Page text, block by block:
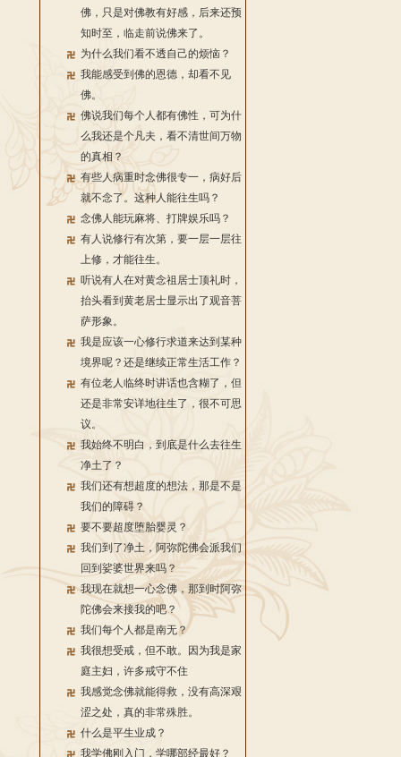
佛，只是对佛教有好感，后来还预
知时至，临走前说佛来了。
为什么我们看不透自己的烦恼？
我能感受到佛的恩德，却看不见
佛。
佛说我们每个人都有佛性，可为什
么我还是个凡夫，看不清世间万物
的真相？
有些人病重时念佛很专一，病好后
就不念了。这种人能往生吗？
念佛人能玩麻将、打牌娱乐吗？
有人说修行有次第，要一层一层往
上修，才能往生。
听说有人在对黄念祖居士顶礼时，
抬头看到黄老居士显示出了观音菩
萨形象。
我是应该一心修行求道来达到某种
境界呢？还是继续正常生活工作？
有位老人临终时讲话也含糊了，但
还是非常安详地往生了，很不可思
议。
我始终不明白，到底是什么去往生
净土了？
我们还有想超度的想法，那是不是
我们的障碍？
要不要超度堕胎婴灵？
我们到了净土，阿弥陀佛会派我们
回到娑婆世界来吗？
我现在就想一心念佛，那到时阿弥
陀佛会来接我的吧？
我们每个人都是南无？
我很想受戒，但不敢。因为我是家
庭主妇，许多戒守不住
我感觉念佛就能得救，没有高深艰
涩之处，真的非常殊胜。
什么是平生业成？
我学佛刚入门，学哪部经最好？